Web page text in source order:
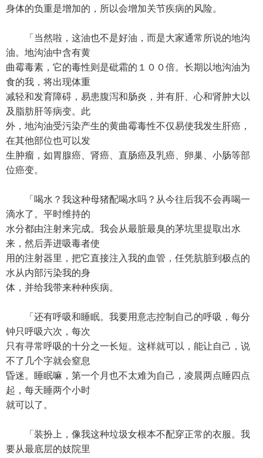
身体的负重是增加的，所以会增加关节疾病的风险。
「当然啦，这油也不是好油，而是大家通常所说的地沟
油。地沟油中含有黄
曲霉毒素，它的毒性则是砒霜的１００倍。长期以地沟油为
食的我，将出现体重
减轻和发育障碍，易患腹泻和肠炎，并有肝、心和肾肿大以
及脂肪肝等病变。此
外，地沟油受污染产生的黄曲霉毒性不仅易使我发生肝癌，
在其他部位也可以发
生肿瘤，如胃腺癌、肾癌、直肠癌及乳癌、卵巢、小肠等部
位癌变。
「喝水？我这种母猪配喝水吗？从今往后我不会再喝一
滴水了。平时维持的
水分都由注射来完成。我会从最脏最臭的茅坑里提取出水
来，然后弄进吸毒者使
用的注射器里，把它直接注入我的血管，任凭肮脏到极点的
水从内部污染我的身
体，并给我带来种种疾病。
「还有呼吸和睡眠。我要用意志控制自己的呼吸，每分
钟只呼吸六次，每次
只有寻常呼吸的十分之一长短。这样就可以，能让自己，说
不了几个字就会窒息
昏迷。睡眠嘛，第一个月也不太难为自己，凌晨两点睡四点
起，每天睡两个小时
就可以了。
「装扮上，像我这种垃圾女根本不配穿正常的衣服。我
要从最底层的妓院里